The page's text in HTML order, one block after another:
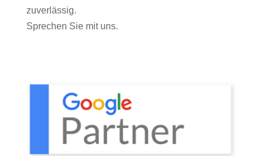
zuverlässig.
Sprechen Sie mit uns.